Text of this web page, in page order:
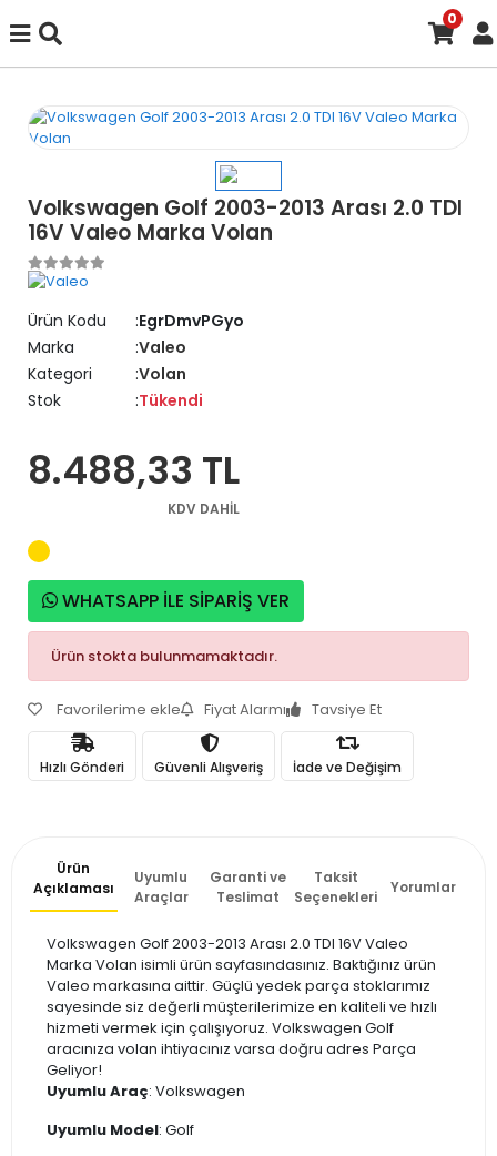
0
Volkswagen Golf 2003-2013 Arası 2.0 TDI
16V Valeo Marka Volan
Ürün Kodu
EgrDmvPGyo
Marka
Valeo
Kategori
Volan
Stok
Tükendi
8.488,33 TL
KDV DAHİL
WHATSAPP İLE SİPARİŞ VER
Ürün stokta bulunmamaktadır.
Favorilerime ekle Fiyat Alarmı Tavsiye Et
Hızlı Gönderi Güvenli Alışveriş İade ve Değişim
Ürün
Açıklaması
Uyumlu
Araçlar
Garanti ve
Teslimat
Taksit
Seçenekleri
Yorumlar
Volkswagen Golf 2003-2013 Arası 2.0 TDI 16V Valeo
Marka Volan isimli ürün sayfasındasınız. Baktığınız ürün
Valeo markasına aittir. Güçlü yedek parça stoklarımız
sayesinde siz değerli müşterilerimize en kaliteli ve hızlı
hizmeti vermek için çalışıyoruz. Volkswagen Golf
aracınıza volan ihtiyacınız varsa doğru adres Parça
Geliyor!
Uyumlu Araç: Volkswagen
Uyumlu Model: Golf